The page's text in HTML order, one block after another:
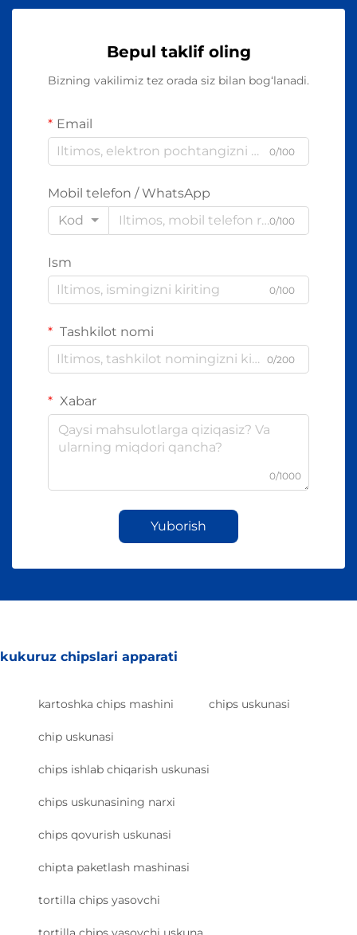
Bepul taklif oling
Bizning vakilimiz tez orada siz bilan bog‘lanadi.
Email
0/100
Mobil telefon / WhatsApp
Kod
0/100
Ism
0/100
Tashkilot nomi
0/200
Xabar
0/1000
Yuborish
kukuruz chipslari apparati
kartoshka chips mashini chips uskunasi
chip uskunasi
chips ishlab chiqarish uskunasi
chips uskunasining narxi
chips qovurish uskunasi
chipta paketlash mashinasi
tortilla chips yasovchi